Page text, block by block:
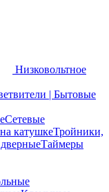
Низковольтное
| Бытовые
Сетевые
катушкеТройники,
Таймеры